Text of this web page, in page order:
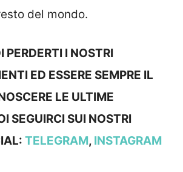
del mondo.
PERDERTI I NOSTRI
ED ESSERE SEMPRE IL
LE ULTIME
SEGUIRCI SUI NOSTRI
TELEGRAM, INSTAGRAM